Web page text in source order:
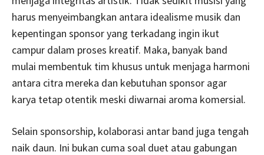
harus menyeimbangkan antara idealisme musik dan
kepentingan sponsor yang terkadang ingin ikut
campur dalam proses kreatif. Maka, banyak band
mulai membentuk tim khusus untuk menjaga harmoni
antara citra mereka dan kebutuhan sponsor agar
karya tetap otentik meski diwarnai aroma komersial.
Selain sponsorship, kolaborasi antar band juga tengah
naik daun. Ini bukan cuma soal duet atau gabungan